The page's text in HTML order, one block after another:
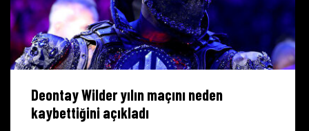
Deontay Wilder yılın maçını neden
kaybettiğini açıkladı